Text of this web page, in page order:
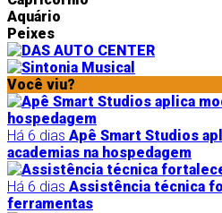
Aquário
Peixes
Você viu?
Há 6 dias Apê Smart Studios
academias na hospedagem
Há 6 dias Assistência técnica
ferramentas